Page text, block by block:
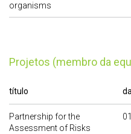
organisms
Projetos (membro da
título
Partnership for the
Assessment of Risks